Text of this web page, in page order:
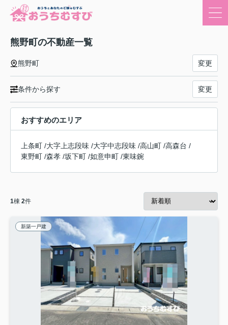
熊野町の不動産一覧
熊野町 変更
条件から探す 変更
おすすめのエリア
上条町 /大字上志段味 /大字中志段味 /高山町 /高森台 /
東野町 /森孝 /坂下町 /如意申町 /東味鋺
1棟 2件
新築一戸建